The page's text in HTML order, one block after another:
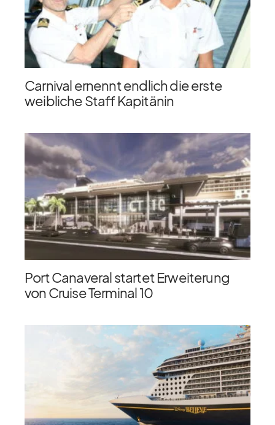
Carnival ernennt endlich die erste
weibliche Staff Kapitänin
Port Canaveral startet Erweiterung
von Cruise Terminal 10